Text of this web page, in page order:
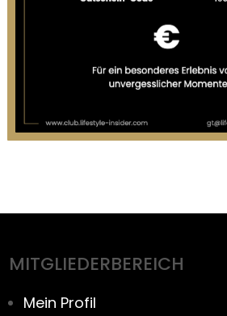
MITGLIEDERBEREICH
Mein Profil